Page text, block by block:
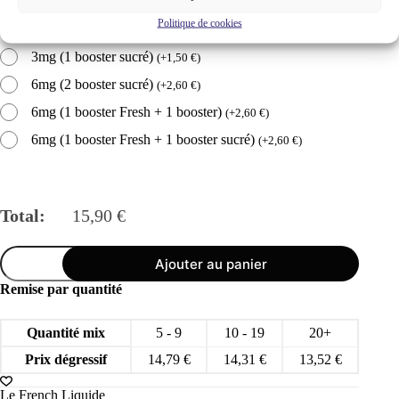
Politique de cookies
€
(+2,60€)
3mg (1 booster sucré)(+1,50 €)
6mg (2 booster sucré) (+2,60 €)
6mg (1 booster Fresh + 1 booster) (+2,60 €)
6mg (1 booster Fresh + 1 booster sucré) (+2,60 €)
Total: 15,90 €
quantité
de
La
Chose
eliquide
French
Liquide
50/50
Ajouter au panier
Remise par quantité
Quantité mix 5 - 9 10 - 19
20+
Prix dégressif
14,79 € 14,31 € 13,52 €
Le French Liquide